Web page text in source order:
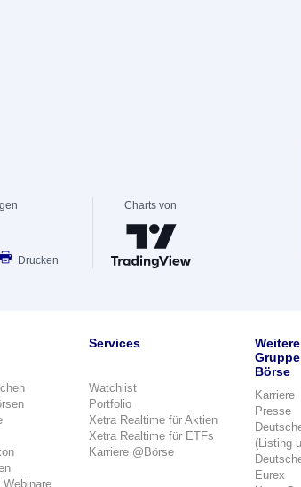
Drucken
Charts von
Webinare
Services
Watchlist
Portfolio
Xetra Realtime für Aktien
Xetra Realtime für ETFs
Karriere @Börse
Börse
Karriere
Presse
(Listing
Eurex